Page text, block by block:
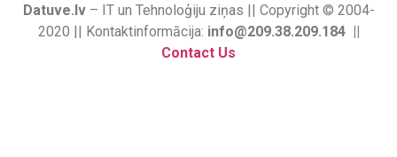
Datuve.lv– IT un Tehnoloģiju ziņas || Copyright © 2004-
2020 || Kontaktinformācija: info@209.38.209.184 ||
Contact Us